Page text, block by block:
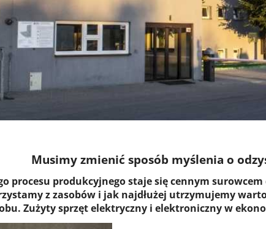
Musimy zmienić sposób myślenia o
procesu produkcyjnego staje się cennym
z zasobów i jak najdłużej utrzymujemy
Zużyty sprzęt elektryczny i elektroniczny w